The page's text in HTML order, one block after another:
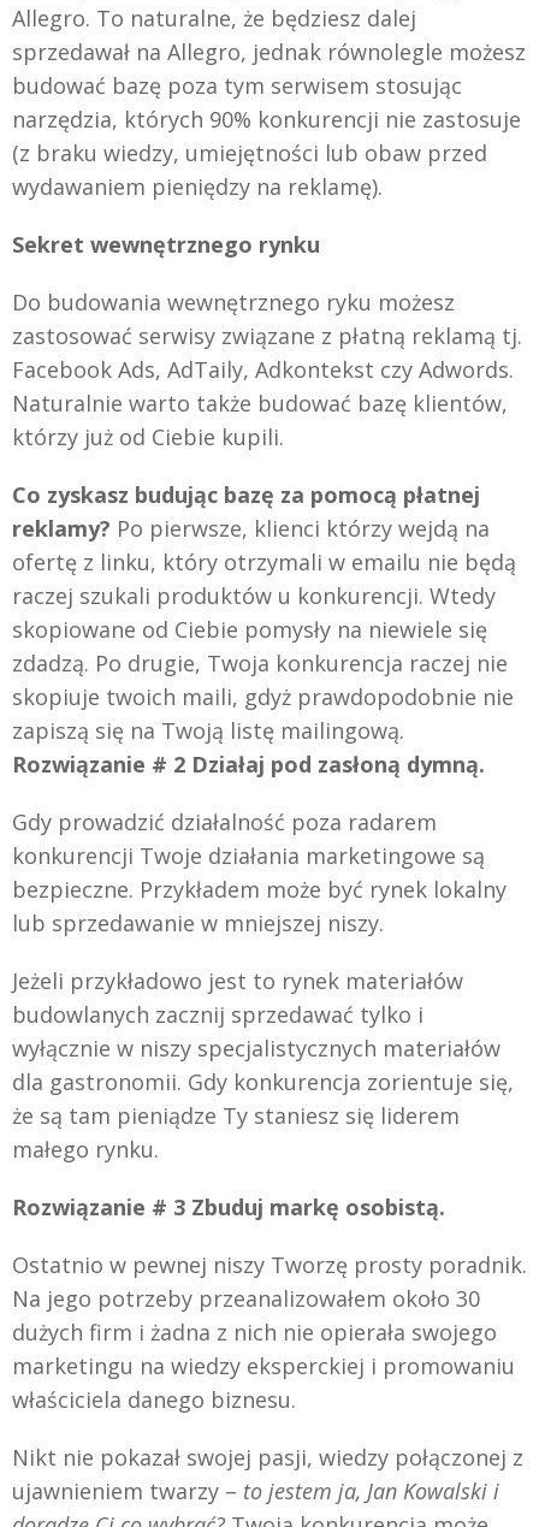
Allegro. To naturalne, że będziesz dalej
sprzedawał na Allegro, jednak równolegle możesz
budować bazę poza tym serwisem stosując
narzędzia, których 90% konkurencji nie zastosuje
(z braku wiedzy, umiejętności lub obaw przed
wydawaniem pieniędzy na reklamę).
Sekret wewnętrznego rynku
Do budowania wewnętrznego ryku możesz
zastosować serwisy związane z płatną reklamą tj.
Facebook Ads, AdTaily, Adkontekst czy Adwords.
Naturalnie warto także budować bazę klientów,
którzy już od Ciebie kupili.
Co zyskasz budując bazę za pomocą płatnej
reklamy? Po pierwsze, klienci którzy wejdą na
ofertę z linku, który otrzymali w emailu nie będą
raczej szukali produktów u konkurencji. Wtedy
skopiowane od Ciebie pomysły na niewiele się
zdadzą. Po drugie, Twoja konkurencja raczej nie
skopiuje twoich maili, gdyż prawdopodobnie nie
zapiszą się na Twoją listę mailingową.
Rozwiązanie # 2 Działaj pod zasłoną dymną.
Gdy prowadzić działalność poza radarem
konkurencji Twoje działania marketingowe są
bezpieczne. Przykładem może być rynek lokalny
lub sprzedawanie w mniejszej niszy.
Jeżeli przykładowo jest to rynek materiałów
budowlanych zacznij sprzedawać tylko i
wyłącznie w niszy specjalistycznych materiałów
dla gastronomii. Gdy konkurencja zorientuje się,
że są tam pieniądze Ty staniesz się liderem
małego rynku.
Rozwiązanie # 3 Zbuduj markę osobistą.
Ostatnio w pewnej niszy Tworzę prosty poradnik.
Na jego potrzeby przeanalizowałem około 30
dużych firm i żadna z nich nie opierała swojego
marketingu na wiedzy eksperckiej i promowaniu
właściciela danego biznesu.
Nikt nie pokazał swojej pasji, wiedzy połączonej z
ujawnieniem twarzy – to jestem ja, Jan Kowalski i